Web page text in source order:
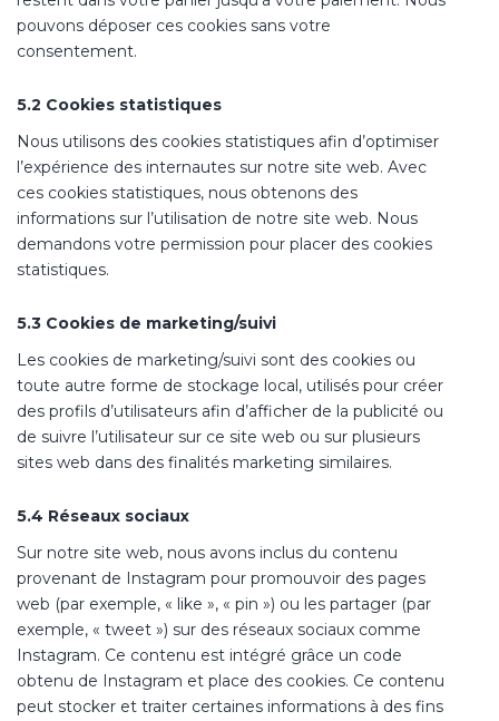
pouvons déposer ces cookies sans votre
consentement.
5.2 Cookies statistiques
Nous utilisons des cookies statistiques afin d’optimiser
l’expérience des internautes sur notre site web. Avec
ces cookies statistiques, nous obtenons des
informations sur l’utilisation de notre site web. Nous
demandons votre permission pour placer des cookies
statistiques.
5.3 Cookies de marketing/suivi
Les cookies de marketing/suivi sont des cookies ou
toute autre forme de stockage local, utilisés pour créer
des profils d’utilisateurs afin d’afficher de la publicité ou
de suivre l’utilisateur sur ce site web ou sur plusieurs
sites web dans des finalités marketing similaires.
5.4 Réseaux sociaux
Sur notre site web, nous avons inclus du contenu
provenant de Instagram pour promouvoir des pages
web (par exemple, « like », « pin ») ou les partager (par
exemple, « tweet ») sur des réseaux sociaux comme
Instagram. Ce contenu est intégré grâce un code
obtenu de Instagram et place des cookies. Ce contenu
peut stocker et traiter certaines informations à des fins